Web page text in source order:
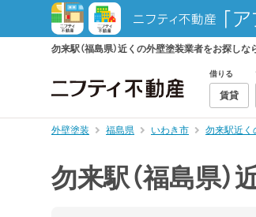
勿来駅（福島県）近くの外壁塗装業者をお探し
借りる
賃貸
外壁塗装 福島県 いわき市 勿来駅近く
勿来駅（福島県